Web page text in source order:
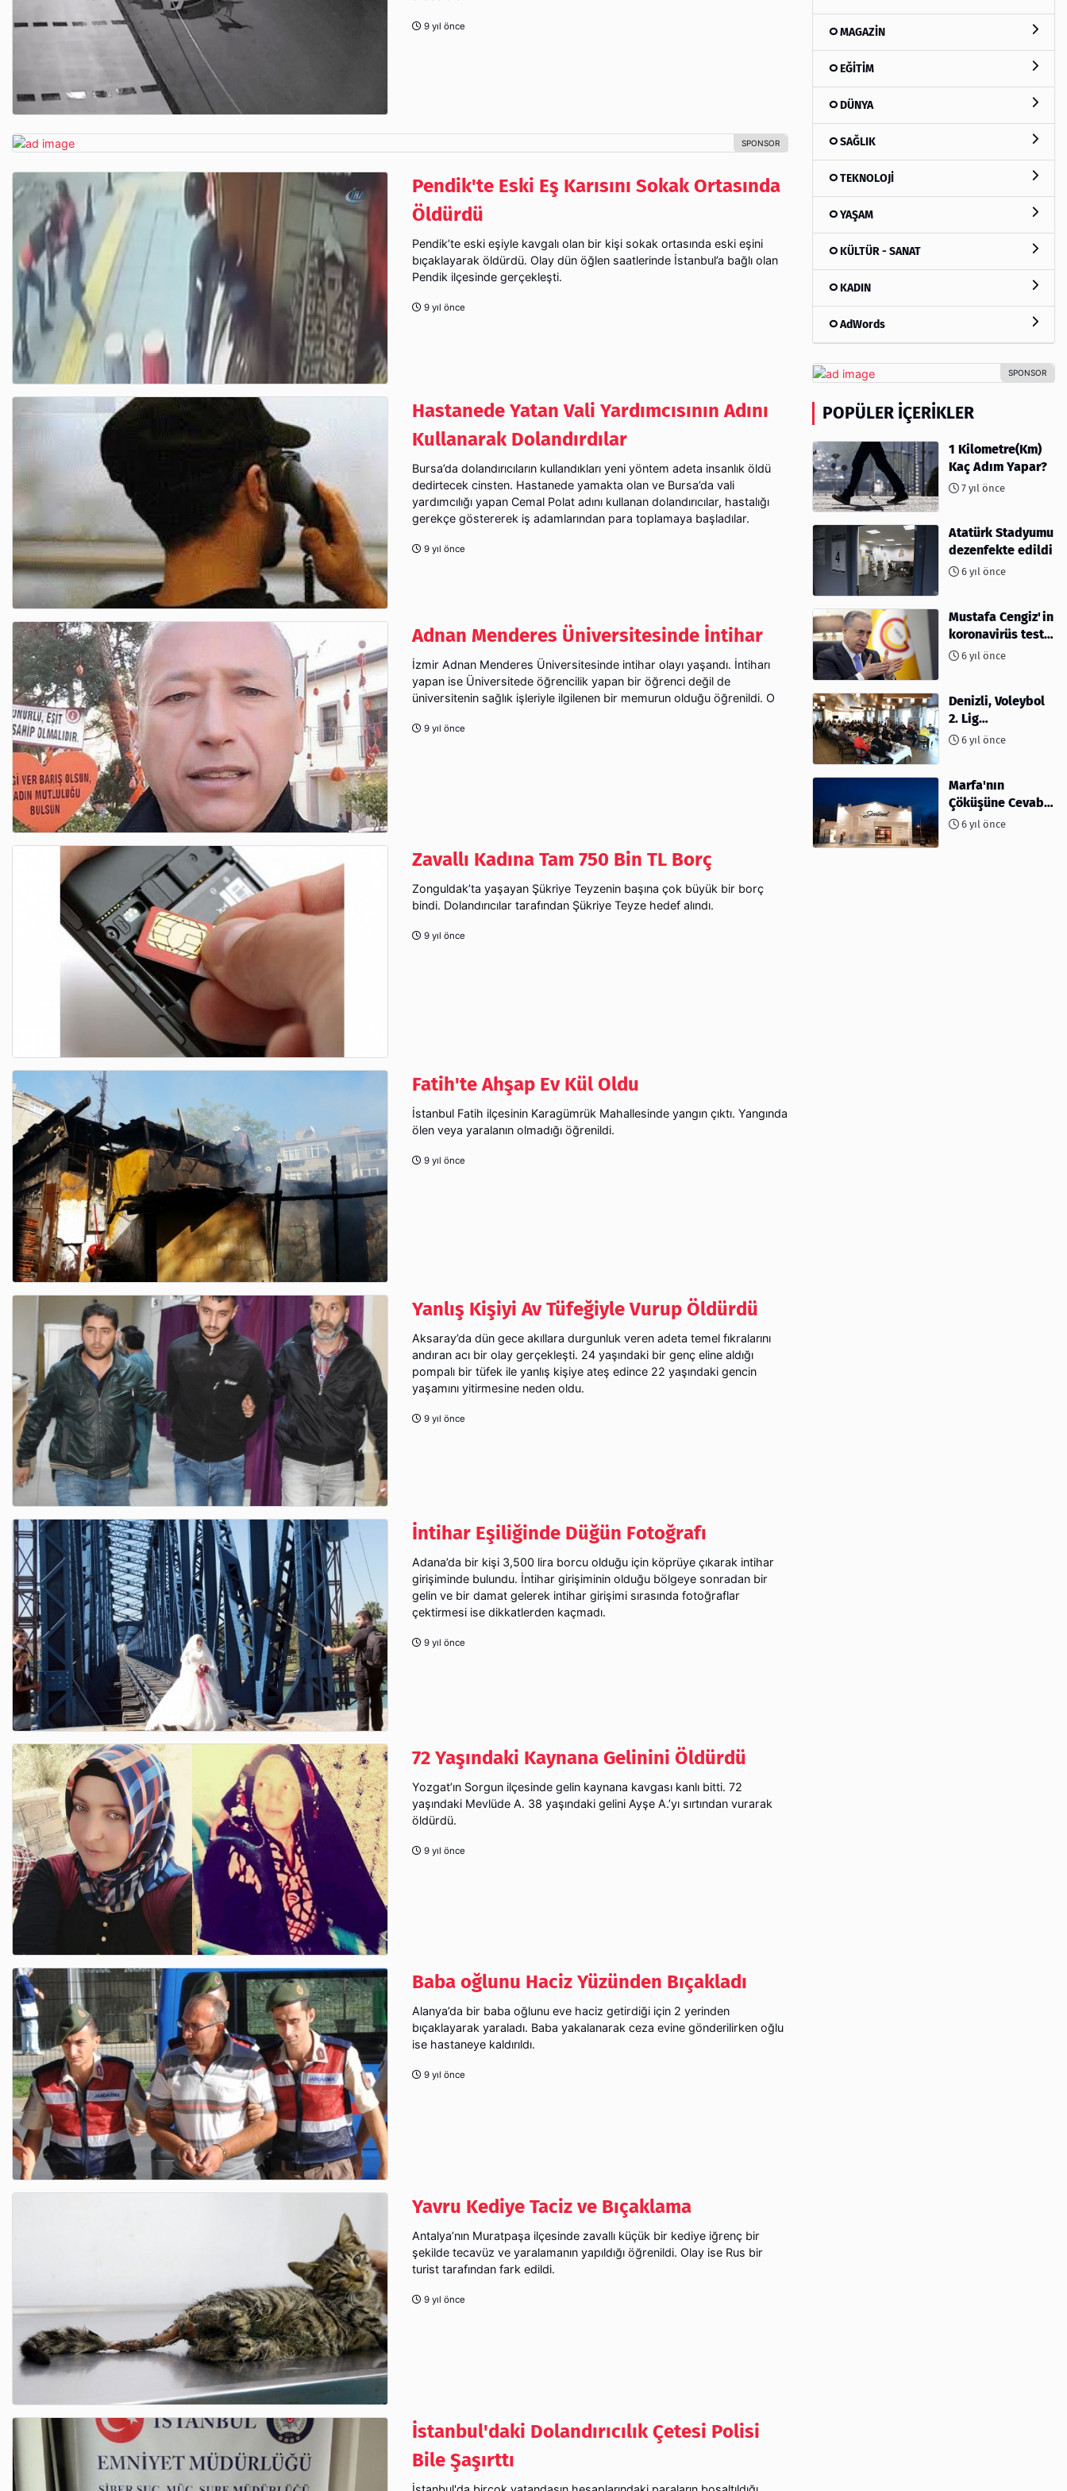
9 yıl önce
Pendik'te Eski Eş Karısını Sokak Ortasında
Öldürdü
Pendik’te eski eşiyle kavgalı olan bir kişi sokak ortasında eski eşini
bıçaklayarak öldürdü. Olay dün öğlen saatlerinde İstanbul’a bağlı olan
Pendik ilçesinde gerçekleşti.
9 yıl önce
Hastanede Yatan Vali Yardımcısının Adını
Kullanarak Dolandırdılar
Bursa’da dolandırıcıların kullandıkları yeni yöntem adeta insanlık öldü
dedirtecek cinsten. Hastanede yamakta olan ve Bursa’da vali
yardımcılığı yapan Cemal Polat adını kullanan dolandırıcılar, hastalığı
gerekçe göstererek iş adamlarından para toplamaya başladılar.
9 yıl önce
Adnan Menderes Üniversitesinde İntihar
İzmir Adnan Menderes Üniversitesinde intihar olayı yaşandı. İntiharı
yapan ise Üniversitede öğrencilik yapan bir öğrenci değil de
üniversitenin sağlık işleriyle ilgilenen bir memurun olduğu öğrenildi. O
9 yıl önce
Zavallı Kadına Tam 750 Bin TL Borç
Zonguldak’ta yaşayan Şükriye Teyzenin başına çok büyük bir borç
bindi. Dolandırıcılar tarafından Şükriye Teyze hedef alındı.
9 yıl önce
Fatih'te Ahşap Ev Kül Oldu
İstanbul Fatih ilçesinin Karagümrük Mahallesinde yangın çıktı. Yangında
ölen veya yaralanın olmadığı öğrenildi.
9 yıl önce
Yanlış Kişiyi Av Tüfeğiyle Vurup Öldürdü
Aksaray’da dün gece akıllara durgunluk veren adeta temel fıkralarını
andıran acı bir olay gerçekleşti. 24 yaşındaki bir genç eline aldığı
pompalı bir tüfek ile yanlış kişiye ateş edince 22 yaşındaki gencin
yaşamını yitirmesine neden oldu.
9 yıl önce
İntihar Eşiliğinde Düğün Fotoğrafı
Adana’da bir kişi 3,500 lira borcu olduğu için köprüye çıkarak intihar
girişiminde bulundu. İntihar girişiminin olduğu bölgeye sonradan bir
gelin ve bir damat gelerek intihar girişimi sırasında fotoğraflar
çektirmesi ise dikkatlerden kaçmadı.
9 yıl önce
72 Yaşındaki Kaynana Gelinini Öldürdü
Yozgat’ın Sorgun ilçesinde gelin kaynana kavgası kanlı bitti. 72
yaşındaki Mevlüde A. 38 yaşındaki gelini Ayşe A.’yı sırtından vurarak
öldürdü.
9 yıl önce
Baba oğlunu Haciz Yüzünden Bıçakladı
Alanya’da bir baba oğlunu eve haciz getirdiği için 2 yerinden
bıçaklayarak yaraladı. Baba yakalanarak ceza evine gönderilirken oğlu
ise hastaneye kaldırıldı.
9 yıl önce
Yavru Kediye Taciz ve Bıçaklama
Antalya’nın Muratpaşa ilçesinde zavallı küçük bir kediye iğrenç bir
şekilde tecavüz ve yaralamanın yapıldığı öğrenildi. Olay ise Rus bir
turist tarafından fark edildi.
9 yıl önce
İstanbul'daki Dolandırıcılık Çetesi Polisi
Bile Şaşırttı
MAGAZİN
EĞİTİM
DÜNYA
SAĞLIK
TEKNOLOJİ
YAŞAM
KÜLTÜR - SANAT
KADIN
AdWords
POPÜLER İÇERIKLER
1 Kilometre(Km)
Kaç Adım Yapar?
7 yıl önce
Atatürk Stadyumu
dezenfekte edildi
6 yıl önce
Mustafa Cengiz'in
koronavirüs test
sonucu açıklandı
6 yıl önce
Denizli, Voleybol
2. Lig
müsabakalarına
6 yıl önce
Marfa'nın
Çöküşüne Cevabı:
Kahve ve
6 yıl önce